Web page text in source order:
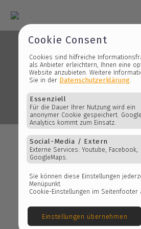
Cookie Consent
Cookies sind hilfreiche
als Anbieter erleichtern, Ihnen
Website anzubieten. Weitere
Sie in der
Essenziell
Für die Dauer Ihrer Nutzung
anonymer Cookie gespeichert.
Analytics kommt zum Einsatz.
Externe Services: Youtube,
GoogleMaps.
Sie können diese
Menüpunkt
2021